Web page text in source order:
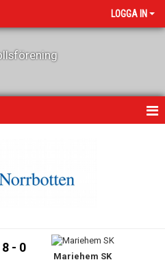
LOGGA IN
8 - 0
Mariehem SK